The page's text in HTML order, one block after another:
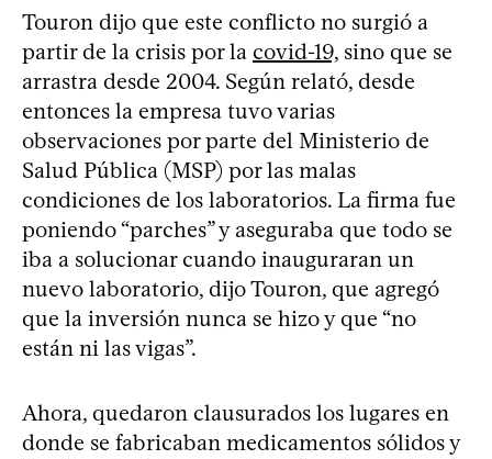
Touron dijo que este conflicto no surgió a
partir de la crisis por la covid-19, sino que se
arrastra desde 2004. Según relató, desde
entonces la empresa tuvo varias
observaciones por parte del Ministerio de
Salud Pública (MSP) por las malas
condiciones de los laboratorios. La firma fue
poniendo “parches” y aseguraba que todo se
iba a solucionar cuando inauguraran un
nuevo laboratorio, dijo Touron, que agregó
que la inversión nunca se hizo y que “no
están ni las vigas”.
Ahora, quedaron clausurados los lugares en
donde se fabricaban medicamentos sólidos y